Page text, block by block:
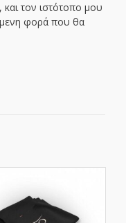
τον ιστότοπο μου
φορά που θα